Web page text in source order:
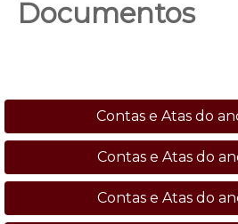
Documentos
Contas e Atas do
Contas e Atas do
Contas e Atas do